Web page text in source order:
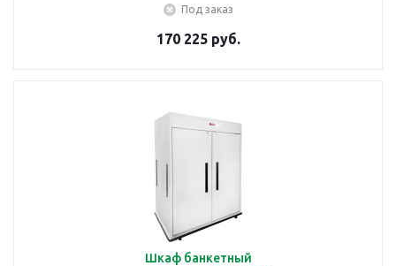
Под заказ
170 225 руб.
Шкаф банкетный